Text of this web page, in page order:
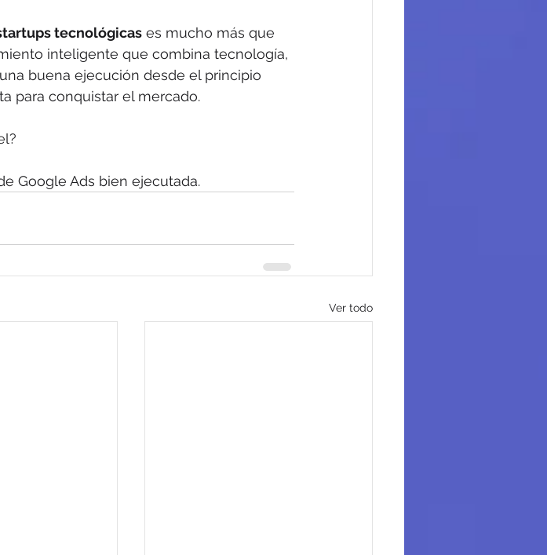
tecnológicas es mucho más que
inteligente que combina tecnología,
buena ejecución desde el principio
para conquistar el mercado.
Google Ads bien ejecutada.
Ver todo